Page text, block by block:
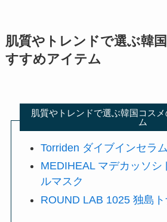
肌質やトレンドで選ぶ韓
すすめアイテム
肌質やトレンドで選ぶ韓国コス
ム
Torriden ダイブインセラム
MEDIHEAL マデカッソシ
ルマスク
ROUND LAB 1025 独島